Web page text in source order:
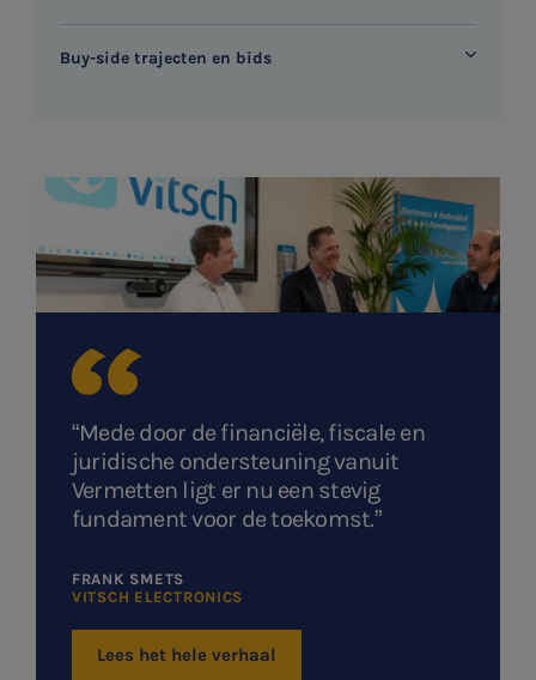
Buy-side trajecten en bids
“Mede door de financiële, fiscale en
juridische ondersteuning vanuit
Vermetten ligt er nu een stevig
fundament voor de toekomst.”
FRANK SMETS
VITSCH ELECTRONICS
Lees het hele verhaal